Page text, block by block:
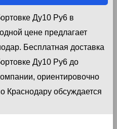
Ду10 Ру6 в
цене предлагает
Бесплатная доставка
Ду10 Ру6 до
ориентировочно
Краснодару обсуждается